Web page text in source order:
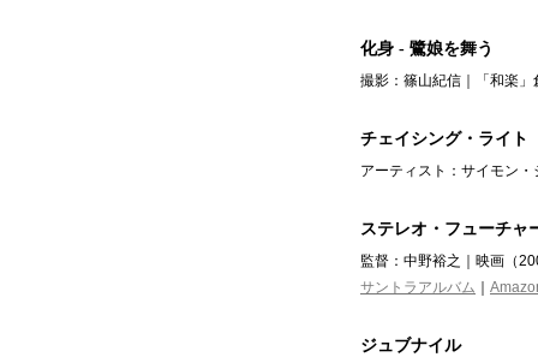
化身 - 鷺娘を舞う
撮影：篠山紀信｜「和楽
チェイシング・ライト
アーティスト：サイモン
ステレオ・フューチャ
監督：中野裕之｜映画（
サントラアルバム
ジュブナイル